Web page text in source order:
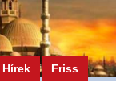
Hírek Friss